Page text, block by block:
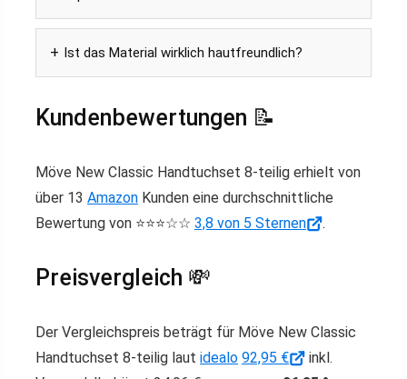
Ist das Material wirklich hautfreundlich?
Kundenbewertungen 📝
Möve New Classic Handtuchset 8-teilig erhielt von
über 13 Amazon Kunden eine durchschnittliche
Bewertung von ⭐️⭐️⭐️☆☆ 3,8 von 5 Sternen .
Preisvergleich 💸
Der Vergleichspreis beträgt für Möve New Classic
Handtuchset 8-teilig laut idealo 92,95 €
inkl.